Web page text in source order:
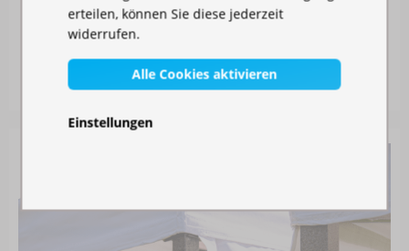
MOSKITONETZ FÜR IHREN PAVILLON
Auf Lager
30,00 €
erteilen, können Sie diese jederzeit
widerrufen.
Alle Cookies aktivieren
Einstellungen